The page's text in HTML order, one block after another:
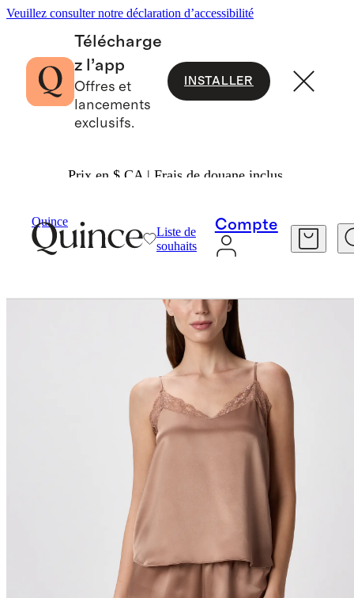
Veuillez consulter notre déclaration d’accessibilité
Télécharge
z l’app
Offres et
lancements
exclusifs.
INSTALLER
Prix en $ CA | Frais de douane inclus.
Quince
Liste de
souhaits
Compte